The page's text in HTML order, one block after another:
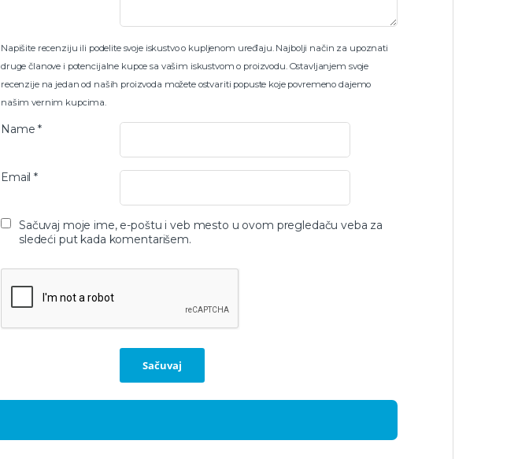
Napišite recenziju ili podelite svoje iskustvo o kupljenom uređaju. Najbolji način za upoznati
druge članove i potencijalne kupce sa vašim iskustvom o proizvodu. Ostavljanjem svoje
recenzije na jedan od naših proizvoda možete ostvariti popuste koje povremeno dajemo
našim vernim kupcima.
Name*
Email*
Sačuvaj moje ime, e-poštu i veb mesto u ovom pregledaču veba za
sledeći put kada komentarišem.